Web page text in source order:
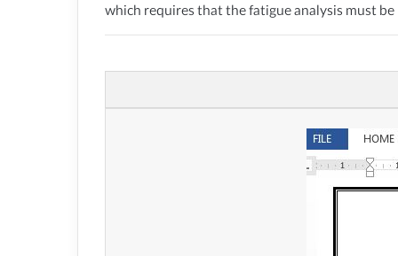
which requires that the fatigue analysis must